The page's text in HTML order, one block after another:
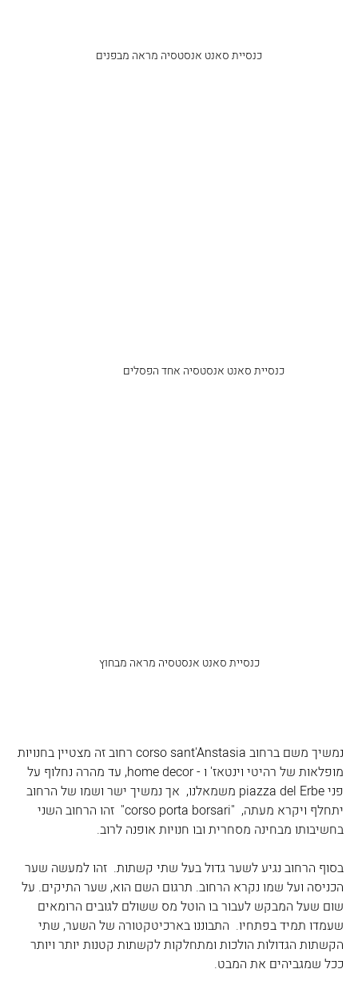
כנסיית סאנט אנסטסיה מראה מבפנים
כנסיית סאנט אנסטסיה אחד הפסלים
כנסיית סאנט אנסטסיה מראה מבחוץ
נמשיך משם ברחוב corso sant'Anstasia רחוב זה מצטיין בחנויות
מופלאות של רהיטי וינטאז' ו - home decor, עד מהרה נחלוף על
פני piazza del Erbe משמאלנו,  אך נמשיך ישר ושמו של הרחוב
יתחלף ויקרא מעתה,  "corso porta borsari"  זהו הרחוב השני
בחשיבותו מבחינה מסחרית ובו חנויות אופנה לרוב.
בסוף הרחוב נגיע לשער גדול בעל שתי קשתות.  זהו למעשה שער
הכניסה ועל שמו נקרא הרחוב. תרגום השם הוא, שער התיקים. על
שום שעל המבקש לעבור בו הוטל מס ששולם לגובים הרומאים
שעמדו תמיד בפתחיו.  התבוננו בארכיטקטורה של השער, שתי
הקשתות הגדולות הולכות ומתחלקות לקשתות קטנות יותר ויותר
ככל שמגביהים את המבט.